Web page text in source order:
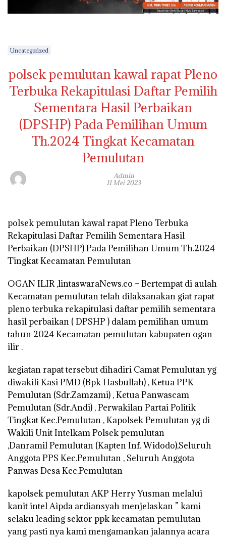
Uncategorized
polsek pemulutan kawal rapat Pleno
Terbuka Rekapitulasi Daftar Pemilih
Sementara Hasil Perbaikan
(DPSHP) Pada Pemilihan Umum
Th.2024 Tingkat Kecamatan
Pemulutan
Admin
11 Mei 2023
polsek pemulutan kawal rapat Pleno Terbuka
Rekapitulasi Daftar Pemilih Sementara Hasil
Perbaikan (DPSHP) Pada Pemilihan Umum Th.2024
Tingkat Kecamatan Pemulutan
OGAN ILIR ,lintaswaraNews.co – Bertempat di aulah
Kecamatan pemulutan telah dilaksanakan giat rapat
pleno terbuka rekapitulasi daftar pemilih sementara
hasil perbaikan ( DPSHP ) dalam pemilihan umum
tahun 2024 Kecamatan pemulutan kabupaten ogan
ilir .
kegiatan rapat tersebut dihadiri Camat Pemulutan yg
diwakili Kasi PMD (Bpk Hasbullah) , Ketua PPK
Pemulutan (Sdr.Zamzami) , Ketua Panwascam
Pemulutan (Sdr.Andi) , Perwakilan Partai Politik
Tingkat Kec.Pemulutan , Kapolsek Pemulutan yg di
Wakili Unit Intelkam Polsek pemulutan
,Danramil Pemulutan (Kapten Inf. Widodo),Seluruh
Anggota PPS Kec.Pemulutan , Seluruh Anggota
Panwas Desa Kec.Pemulutan
kapolsek pemulutan AKP Herry Yusman melalui
kanit intel Aipda ardiansyah menjelaskan ” kami
selaku leading sektor ppk kecamatan pemulutan
yang pasti nya kami mengamankan jalannya acara